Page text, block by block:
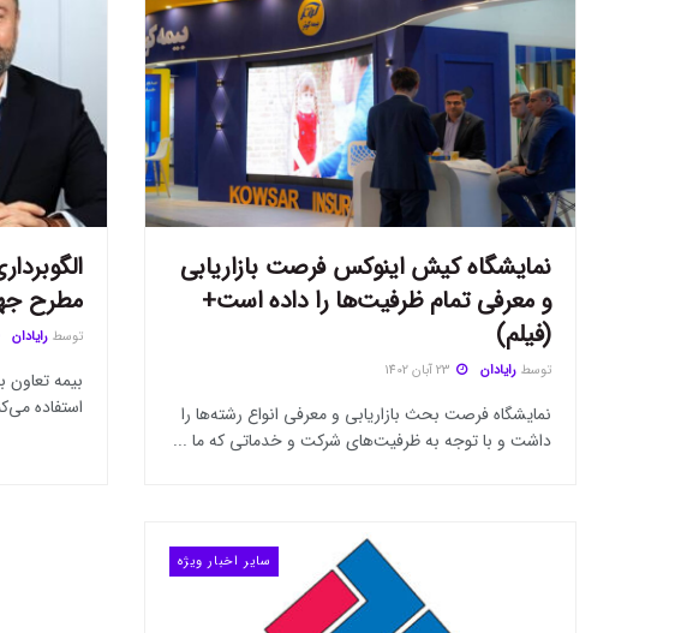
نمایشگاه کیش اینوکس فرصت بازاریابی
و معرفی تمام ظرفیت‌ها را داده است+
(فیلم)
توسط رایادان
نمایشگاه فرصت بحث بازاریابی و معرفی انواع رشته‌ها را
داشت و با توجه به ظرفیت‌های شرکت و خدماتی که ما ...
مطرح
توسط رایادان
بیمه تعاون
استفاده
سایر اخبار ویژه